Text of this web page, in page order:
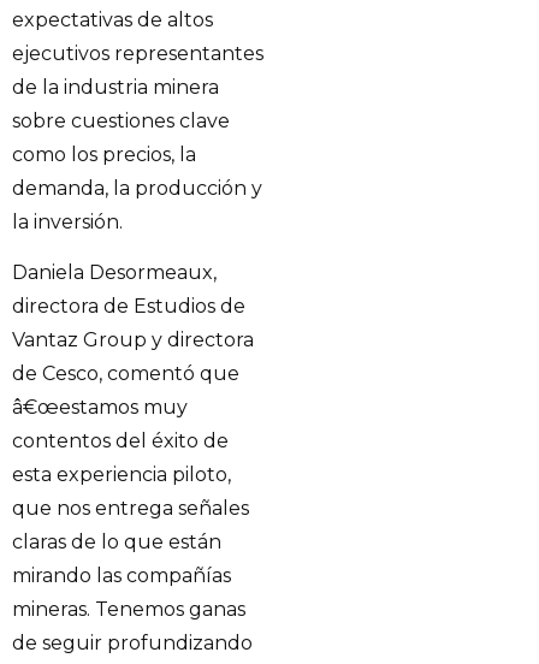
expectativas de altos
ejecutivos representantes
de la industria minera
sobre cuestiones clave
como los precios, la
demanda, la producción y
la inversión.
Daniela Desormeaux,
directora de Estudios de
Vantaz Group y directora
de Cesco, comentó que
â€œestamos muy
contentos del éxito de
esta experiencia piloto,
que nos entrega señales
claras de lo que están
mirando las compañías
mineras. Tenemos ganas
de seguir profundizando